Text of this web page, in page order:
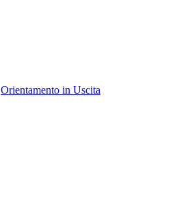
Orientamento in Uscita